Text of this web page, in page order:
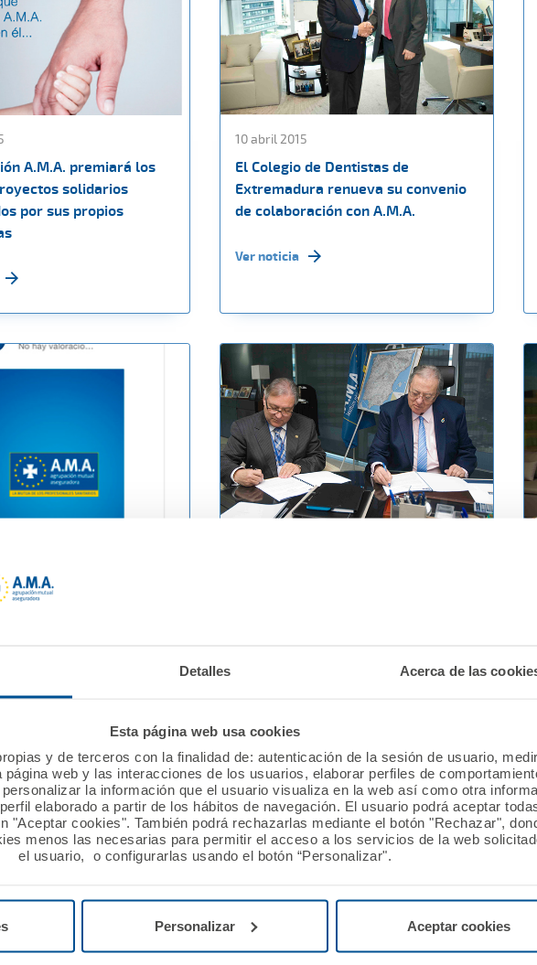
Detalles Acerca de las
Esta página web usa cookies
y de terceros con la finalidad de: autenticación de la sesión de usuario,
web y las interacciones de los usuarios, elaborar perfiles de
la información que el usuario visualiza en la web así como otra
elaborado a partir de los hábitos de navegación. El usuario podrá aceptar
"Aceptar cookies". También podrá rechazarlas mediante el botón "Rechazar",
menos las necesarias para permitir el acceso a los servicios de la web
el usuario, o configurarlas usando el botón “Personalizar".
Personalizar Aceptar cookies
A.M.A. premiará los
solidarios
por sus propios
10 abril 2015
El Colegio de Dentistas de
Extremadura renueva su convenio
de colaboración con A.M.A.
Ver noticia
denuncia la
de su app para